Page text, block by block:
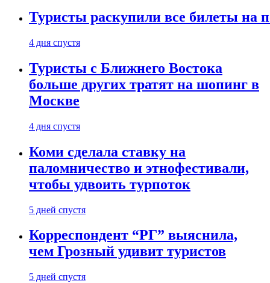
Туристы раскупили все билеты на
4 дня спустя
Туристы с Ближнего Востока
больше других тратят на шопинг в
Москве
4 дня спустя
Коми сделала ставку на
паломничество и этнофестивали,
чтобы удвоить турпоток
5 дней спустя
Корреспондент “РГ” выяснила,
чем Грозный удивит туристов
5 дней спустя